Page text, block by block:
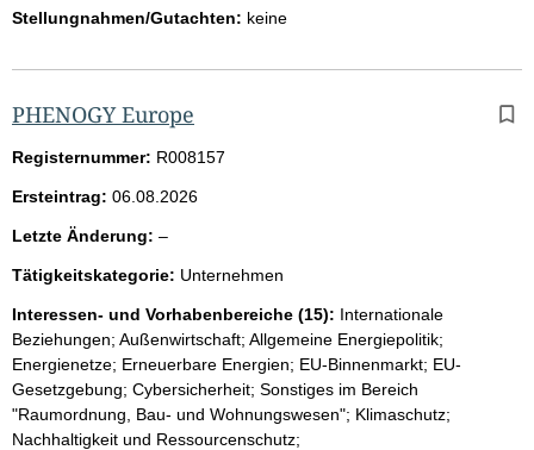
Stellungnahmen/Gutachten: keine
PHENOGY Europe
Registernummer: R008157
Ersteintrag: 06.08.2026
Letzte Änderung: –l
e
r
Tätigkeitskategorie: Unternehmen
Interessen- und Vorhabenbereiche (15): Internationale
Beziehungen; Außenwirtschaft; Allgemeine Energiepolitik;
Energienetze; Erneuerbare Energien; EU-Binnenmarkt; EU-
Gesetzgebung; Cybersicherheit; Sonstiges im Bereich
"Raumordnung, Bau- und Wohnungswesen"; Klimaschutz;
Nachhaltigkeit und Ressourcenschutz;